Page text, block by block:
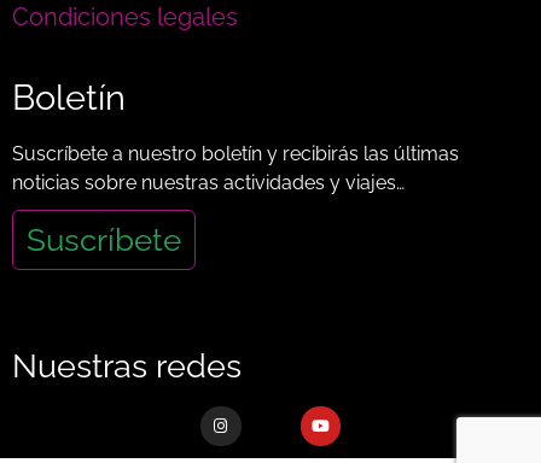
Condiciones legales
Boletín
Suscríbete a nuestro boletín y recibirás las últimas
noticias sobre nuestras actividades y viajes…
Suscríbete
Nuestras redes